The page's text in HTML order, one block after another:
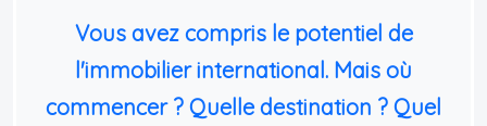
Vous avez compris le potentiel de
l'immobilier international. Mais où
commencer ? Quelle destination ? Quel